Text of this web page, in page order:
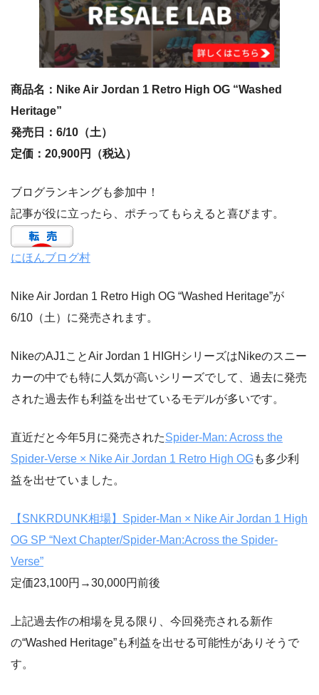
商品名：Nike Air Jordan 1 Retro High OG “Washed
Heritage”
発売日：6/10（土）
定価：20,900円（税込）
ブログランキングも参加中！
記事が役に立ったら、ポチってもらえると喜びます。
にほんブログ村
Nike Air Jordan 1 Retro High OG “Washed Heritage”が
6/10（土）に発売されます。
NikeのAJ1ことAir Jordan 1 HIGHシリーズはNikeのスニー
カーの中でも特に人気が高いシリーズでして、過去に発売
された過去作も利益を出せているモデルが多いです。
直近だと今年5月に発売されたSpider-Man: Across the
Spider-Verse × Nike Air Jordan 1 Retro High OGも多少利
益を出せていました。
【SNKRDUNK相場】Spider-Man × Nike Air Jordan 1 High
OG SP “Next Chapter/Spider-Man:Across the Spider-
Verse”
定価23,100円→30,000円前後
上記過去作の相場を見る限り、今回発売される新作
の“Washed Heritage”も利益を出せる可能性がありそうで
す。